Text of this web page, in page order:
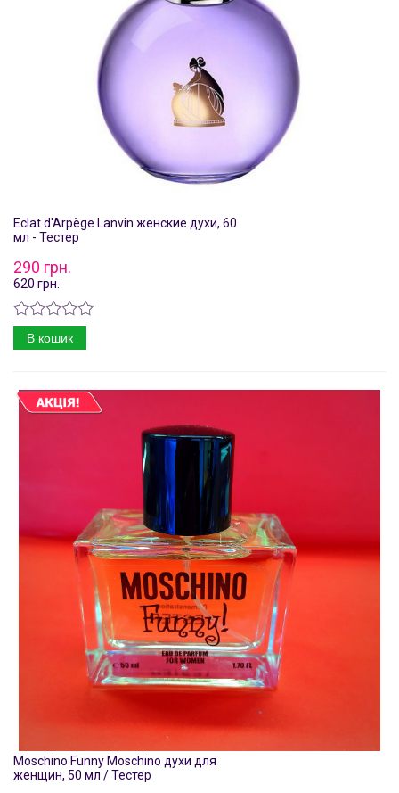
Eclat d'Arpège Lanvin женские духи, 60
мл - Тестер
290 грн.
620 грн.
В кошик
Moschino Funny Moschino духи для
женщин, 50 мл / Тестер